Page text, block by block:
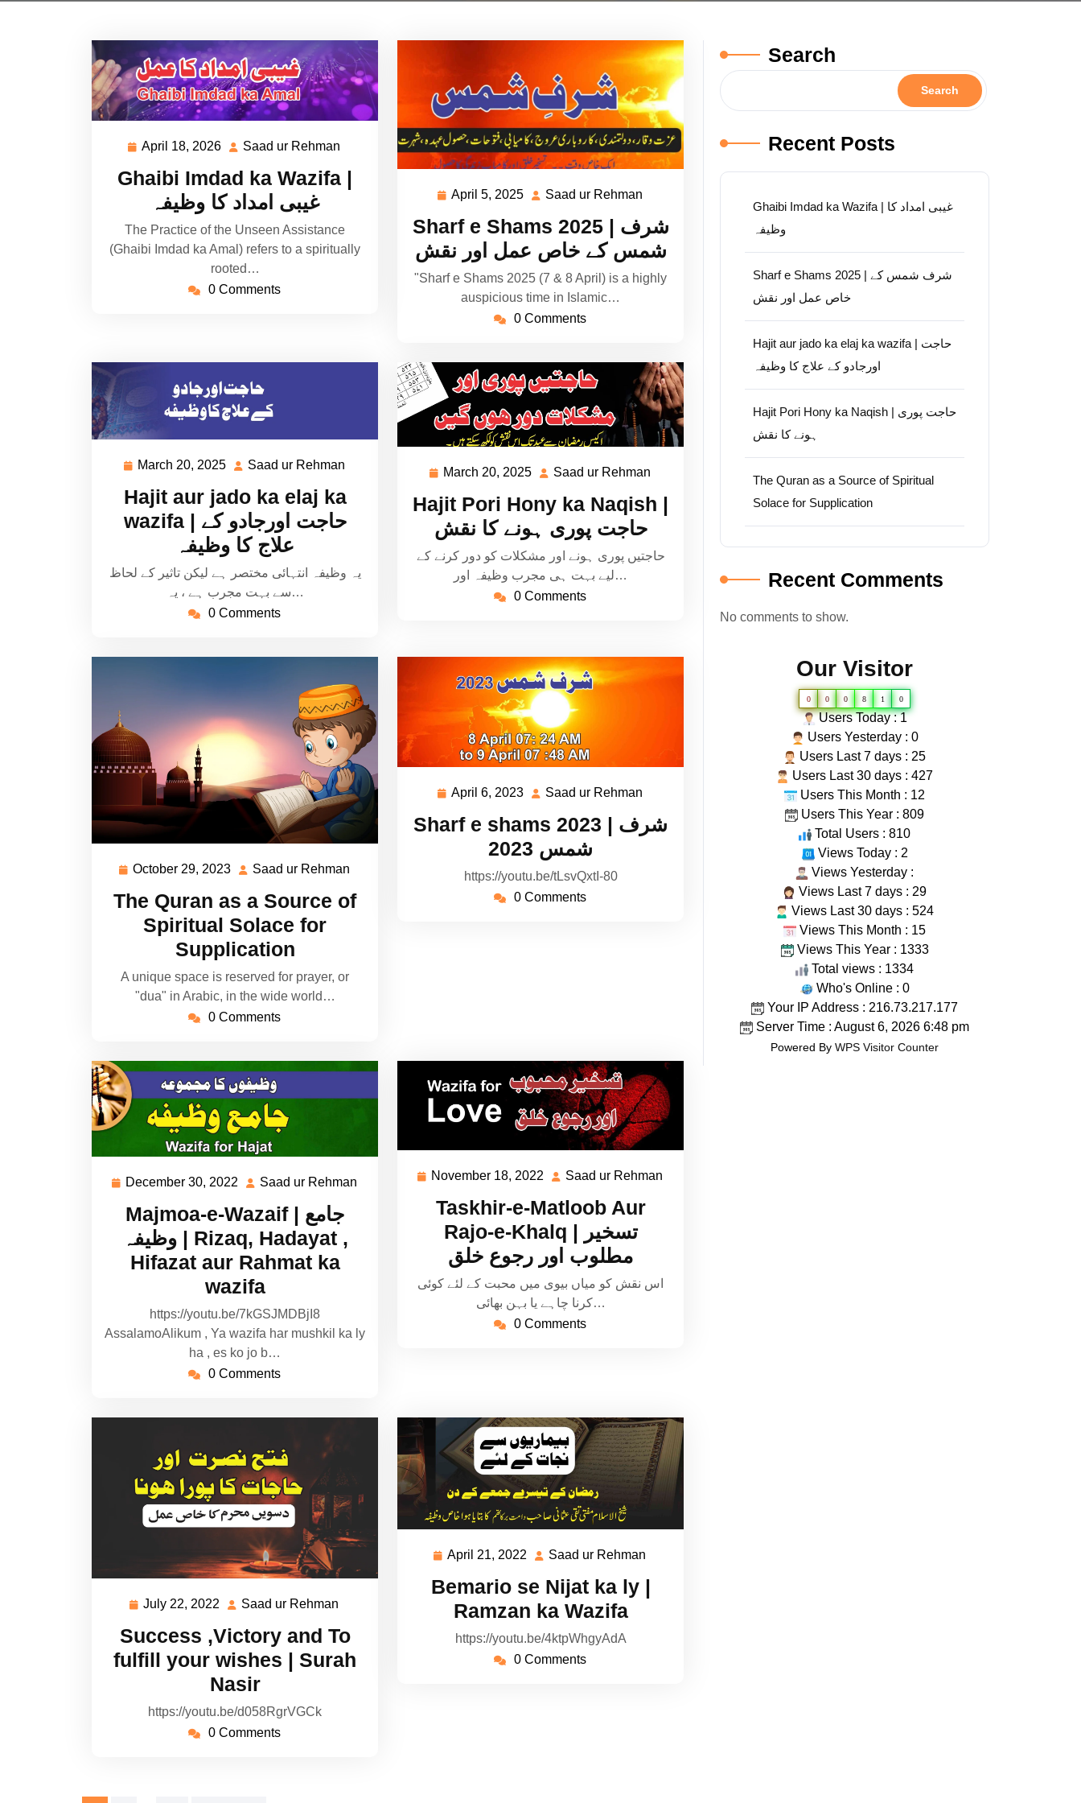
April 18, 2026 April
2026
Saad ur Rehman
Ghaibi Imdad ka Wazifa |
غیبی امداد کا وظیفہ
The Practice of the Unseen Assistance
(Ghaibi Imdad ka Amal) refers to a spiritually
rooted…
0 Comments
April 5, 2025 April
2025
Saad ur Rehman
Rehman
Sharf e Shams 2025 | شرف
شمس کے خاص عمل اور نقش
"Sharf e Shams 2025 (7 & 8 April) is a highly
auspicious time in Islamic…
0 Comments
March 20, 2025 March
2025
Saad ur Rehman
Rehman
Hajit aur jado ka elaj ka
wazifa | حاجت اورجادو کے
علاج کا وظیفہ
یہ وظیفہ انتہائی مختصر ہے لیکن تاثیر کے لحاظ
سے بہت مجرب ہے ، یہ…
0 Comments
March 20, 2025 March
2025
Saad ur Rehman
Rehman
Hajit Pori Hony ka Naqish |
حاجت پوری ہونے کا نقش
حاجتیں پوری ہونے اور مشکلات کو دور کرنے کے
لیے بہت ہی مجرب وظیفہ اور…
0 Comments
October 29, 2023 October
2023
Saad ur Rehman
Rehman
The Quran as a Source of
Spiritual Solace for
Supplication
A unique space is reserved for prayer, or
"dua" in Arabic, in the wide world…
0 Comments
April 6, 2023 April
2023
Saad ur Rehman
Rehman
Sharf e shams 2023 | شرف
شمس 2023
https://youtu.be/tLsvQxtI-80
0 Comments
December 30, 2022 December
2022
Saad ur Rehman
Majmoa-e-Wazaif | جامع
وظیفہ | Rizaq, Hadayat ,
Hifazat aur Rahmat ka
wazifa
https://youtu.be/7kGSJMDBjI8
AssalamoAlikum , Ya wazifa har mushkil ka ly
ha , es ko jo b…
0 Comments
November 18, 2022 November
2022
Saad ur Rehman
Taskhir-e-Matloob Aur
Rajo-e-Khalq | تسخیر
مطلوب اور رجوع خلق
اس نقش کو میاں بیوی میں محبت کے لئے کوئی
کرنا چاہے یا بہن بھائی…
0 Comments
July 22, 2022
July
2022
Saad ur Rehman
Rehman
Success ,Victory and To
fulfill your wishes | Surah
Nasir
https://youtu.be/d058RgrVGCk
0 Comments
April 21, 2022
April
2022
Saad ur Rehman
Bemario se Nijat ka ly |
Ramzan ka Wazifa
https://youtu.be/4ktpWhgyAdA
0 Comments
Search
Search
Recent Posts
Ghaibi Imdad ka Wazifa | غیبی امداد کا
وظیفہ
Sharf e Shams 2025 | شرف شمس کے
خاص عمل اور نقش
Hajit aur jado ka elaj ka wazifa | حاجت
اورجادو کے علاج کا وظیفہ
Hajit Pori Hony ka Naqish | حاجت پوری
ہونے کا نقش
The Quran as a Source of Spiritual
Solace for Supplication
Recent Comments
No comments to show.
Our Visitor
0 0 0 8 1 0
Users Today : 1
Users Yesterday : 0
Users Last 7 days : 25
Users Last 30 days : 427
Users This Month : 12
Users This Year : 809
Total Users : 810
Views Today : 2
Views Yesterday :
Views Last 7 days : 29
Views Last 30 days : 524
Views This Month : 15
Views This Year : 1333
Total views : 1334
Who's Online : 0
Your IP Address : 216.73.217.177
Server Time : August 6, 2026 6:48 pm
Powered By WPS Visitor Counter